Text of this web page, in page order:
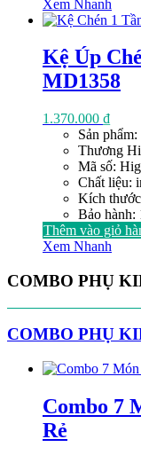
Xem Nhanh
Kệ Úp
MD1358
1.370.000 ₫
Sản
Thương
Mã số:
Chất liệu:
Kích
Bảo hành:
Thêm vào giỏ
Xem Nhanh
COMBO PHỤ
COMBO PHỤ
Combo 7
Rẻ